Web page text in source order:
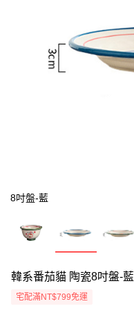
8吋盤-藍
韓系番茄貓 陶瓷8吋盤-藍
宅配滿NT$799免運